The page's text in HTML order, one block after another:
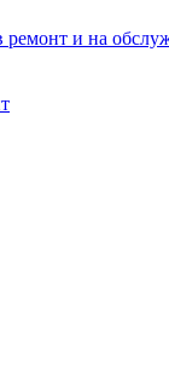
ремонт и на